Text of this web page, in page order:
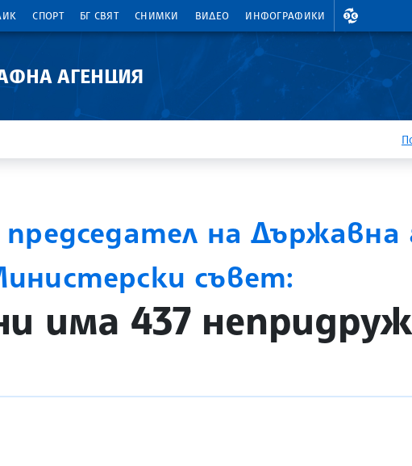
СПОРТ БГ СВЯТ СНИМКИ ВИДЕО ИНФОГРАФИКИ
ВАЛУТНИ
АГЕНЦИЯ
на Държавна
съвет:
има 437